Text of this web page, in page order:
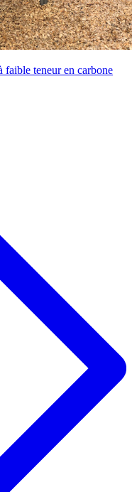
faible teneur en carbone